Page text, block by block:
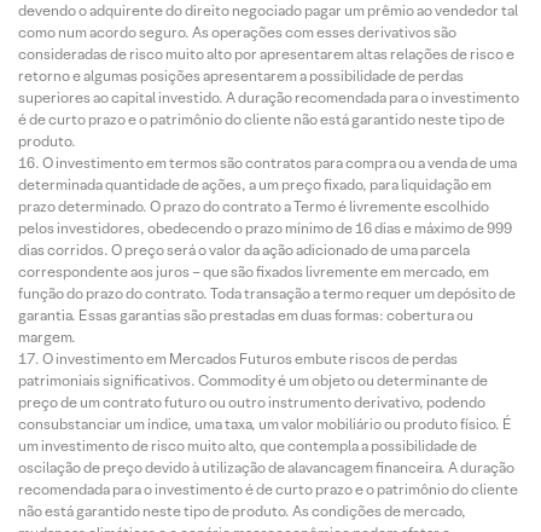
devendo o adquirente do direito negociado pagar um prêmio ao vendedor tal
como num acordo seguro. As operações com esses derivativos são
consideradas de risco muito alto por apresentarem altas relações de risco e
retorno e algumas posições apresentarem a possibilidade de perdas
superiores ao capital investido. A duração recomendada para o investimento
é de curto prazo e o patrimônio do cliente não está garantido neste tipo de
produto.
O investimento em termos são contratos para compra ou a venda de uma
determinada quantidade de ações, a um preço fixado, para liquidação em
prazo determinado. O prazo do contrato a Termo é livremente escolhido
pelos investidores, obedecendo o prazo mínimo de 16 dias e máximo de 999
dias corridos. O preço será o valor da ação adicionado de uma parcela
correspondente aos juros – que são fixados livremente em mercado, em
função do prazo do contrato. Toda transação a termo requer um depósito de
garantia. Essas garantias são prestadas em duas formas: cobertura ou
margem.
O investimento em Mercados Futuros embute riscos de perdas
patrimoniais significativos. Commodity é um objeto ou determinante de
preço de um contrato futuro ou outro instrumento derivativo, podendo
consubstanciar um índice, uma taxa, um valor mobiliário ou produto físico. É
um investimento de risco muito alto, que contempla a possibilidade de
oscilação de preço devido à utilização de alavancagem financeira. A duração
recomendada para o investimento é de curto prazo e o patrimônio do cliente
não está garantido neste tipo de produto. As condições de mercado,